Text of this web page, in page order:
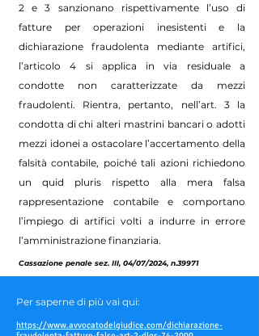
2 e 3 sanzionano rispettivamente l’uso di
fatture per operazioni inesistenti e la
dichiarazione fraudolenta mediante artifici,
l’articolo 4 si applica in via residuale a
condotte non caratterizzate da mezzi
fraudolenti. Rientra, pertanto, nell’art. 3 la
condotta di chi alteri mastrini bancari o adotti
mezzi idonei a ostacolare l’accertamento della
falsità contabile, poiché tali azioni richiedono
un quid pluris rispetto alla mera falsa
rappresentazione contabile e comportano
l’impiego di artifici volti a indurre in errore
l’amministrazione finanziaria.
Cassazione penale sez. III, 04/07/2024, n.39971
Per saperne di più vai qui:
https://www.avvocatodelgiudice.com/dichiarazione-